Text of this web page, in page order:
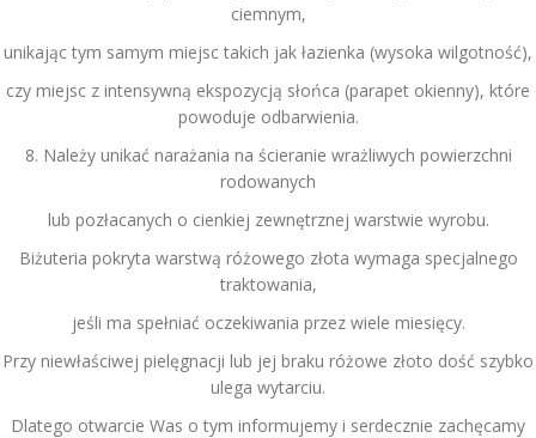
ciemnym,
unikając tym samym miejsc takich jak łazienka (wysoka wilgotność),
czy miejsc z intensywną ekspozycją słońca (parapet okienny), które
powoduje odbarwienia.
8. Należy unikać narażania na ścieranie wrażliwych powierzchni
rodowanych
lub pozłacanych o cienkiej zewnętrznej warstwie wyrobu.
Biżuteria pokryta warstwą różowego złota wymaga specjalnego
traktowania,
jeśli ma spełniać oczekiwania przez wiele miesięcy.
Przy niewłaściwej pielęgnacji lub jej braku różowe złoto dość szybko
ulega wytarciu.
Dlatego otwarcie Was o tym informujemy i serdecznie zachęcamy